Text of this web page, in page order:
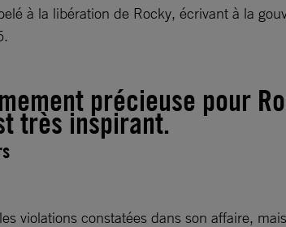
à la libération de Rocky, écrivant à la
précieuse pour
très inspirant.
violations constatées dans son affaire,